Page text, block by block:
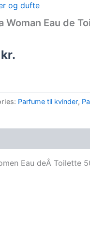
og dufte
Woman Eau de
kr.
price
is:
Parfume til kvinder,
Eau deÂ Toilette